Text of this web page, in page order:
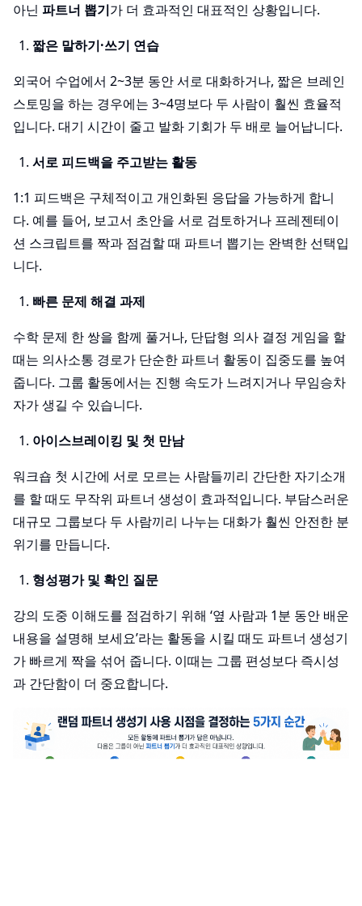
아닌 파트너 뽑기가 더 효과적인 대표적인 상황입니다.
짧은 말하기·쓰기 연습
외국어 수업에서 2~3분 동안 서로 대화하거나, 짧은 브레인
스토밍을 하는 경우에는 3~4명보다 두 사람이 훨씬 효율적
입니다. 대기 시간이 줄고 발화 기회가 두 배로 늘어납니다.
서로 피드백을 주고받는 활동
1:1 피드백은 구체적이고 개인화된 응답을 가능하게 합니
다. 예를 들어, 보고서 초안을 서로 검토하거나 프레젠테이
션 스크립트를 짝과 점검할 때 파트너 뽑기는 완벽한 선택입
니다.
빠른 문제 해결 과제
수학 문제 한 쌍을 함께 풀거나, 단답형 의사 결정 게임을 할
때는 의사소통 경로가 단순한 파트너 활동이 집중도를 높여
줍니다. 그룹 활동에서는 진행 속도가 느려지거나 무임승차
자가 생길 수 있습니다.
아이스브레이킹 및 첫 만남
워크숍 첫 시간에 서로 모르는 사람들끼리 간단한 자기소개
를 할 때도 무작위 파트너 생성이 효과적입니다. 부담스러운
대규모 그룹보다 두 사람끼리 나누는 대화가 훨씬 안전한 분
위기를 만듭니다.
형성평가 및 확인 질문
강의 도중 이해도를 점검하기 위해 ‘옆 사람과 1분 동안 배운
내용을 설명해 보세요’라는 활동을 시킬 때도 파트너 생성기
가 빠르게 짝을 섞어 줍니다. 이때는 그룹 편성보다 즉시성
과 간단함이 더 중요합니다.